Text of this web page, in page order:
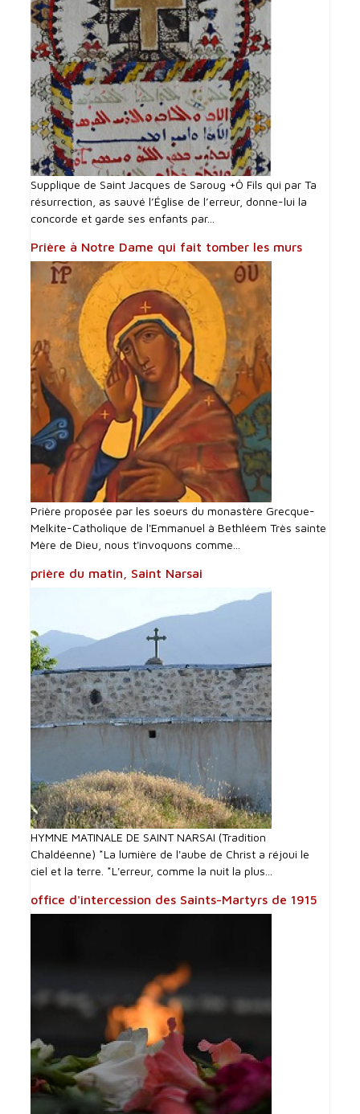
Supplique de Saint Jacques de Saroug +Ô Fils qui par Ta
résurrection, as sauvé l’Église de l’erreur, donne-lui la
concorde et garde ses enfants par...
Prière à Notre Dame qui fait tomber les murs
Prière proposée par les soeurs du monastère Grecque-
Melkite-Catholique de l'Emmanuel à Bethléem Très sainte
Mère de Dieu, nous t'invoquons comme...
prière du matin, Saint Narsai
HYMNE MATINALE DE SAINT NARSAI (Tradition
Chaldéenne) *La lumière de l'aube de Christ a réjoui le
ciel et la terre. *L'erreur, comme la nuit la plus...
office d'intercession des Saints-Martyrs de 1915